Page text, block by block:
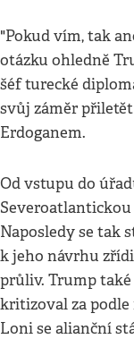
"Pokud vím, tak
otázku ohledně
šéf turecké
svůj záměr
Erdoganem.
Od vstupu do
Naposledy se tak
k jeho návrhu
průliv. Trump také
kritizoval za podle
Loni se alianční